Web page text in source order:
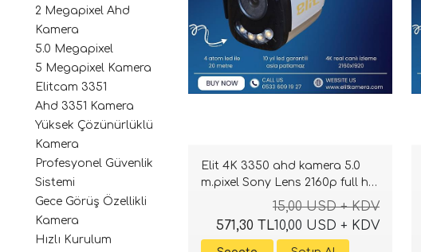
2 Megapixel Ahd
Kamera
5.0 Megapixel
5 Megapixel Kamera
Elitcam 3351
Ahd 3351 Kamera
Yüksek Çözünürlüklü
Kamera
Profesyonel Güvenlik
Sistemi
Gece Görüş Özellikli
Kamera
Hızlı Kurulum
Elit 4K 3350 ahd kamera 5.0
m.pixel Sony Lens 2160p full hd
15,00 USD + KDV
10,00 USD + KDV
571,30 TL